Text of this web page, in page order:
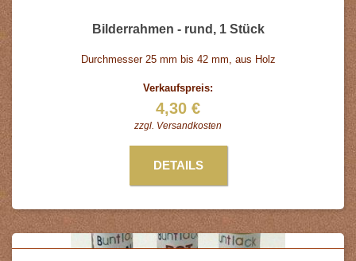
Bilderrahmen - rund, 1 Stück
Durchmesser 25 mm bis 42 mm, aus Holz
Verkaufspreis:
4,30 €
zzgl. Versandkosten
DETAILS